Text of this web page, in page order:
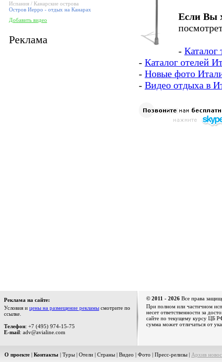
Испания / Канарские острова
Остров Иерро - отдых на Канарах
Добавить видео
Реклама
Если Вы
- Каталог
- Каталог отелей
- Новые фото
- Видео отдыха в
Реклама на сайте:
Условия и цены на размещение рекламы смотрите по
ссылке.
Телефон: +7 (495) 974-15-75
E-mail: adv@avialine.com
© 2011 - 2026 Все права
При полном или частичном
несет ответственности за
сайте по текущему курсу ЦБ
сумма может отличаться от
О проекте | Контакты | Туры | Отели | Страны | Видео | Фото | Пресс-релизы | Архив